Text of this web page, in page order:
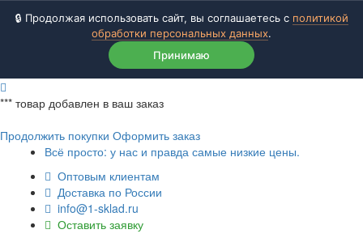
🔒 Продолжая использовать сайт, вы соглашаетесь с политикой
обработки персональных данных.
Принимаю
*** товар добавлен в ваш заказ
Продолжить покупки Оформить заказ
Всё просто: у нас и правда самые низкие цены.
Оптовым клиентам
Доставка по России
info@1-sklad.ru
Оставить заявку